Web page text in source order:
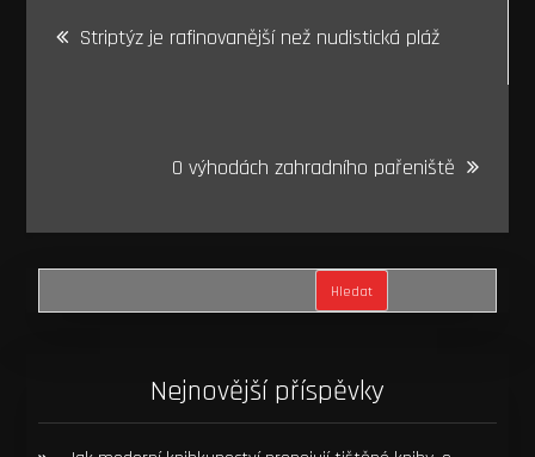
Striptýz je rafinovanější než nudistická pláž
O výhodách zahradního pařeniště
Hledat
Nejnovější příspěvky